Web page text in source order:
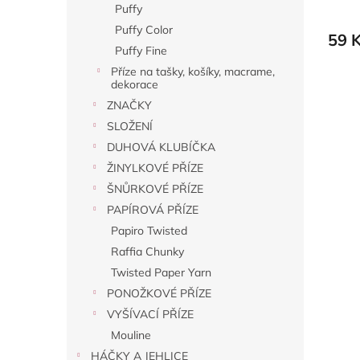
Puffy
Puffy Color
Puffy Fine
Příze na tašky, košíky, macrame,
dekorace
ZNAČKY
SLOŽENÍ
DUHOVÁ KLUBÍČKA
ŽINYLKOVÉ PŘÍZE
ŠNŮRKOVÉ PŘÍZE
PAPÍROVÁ PŘÍZE
Papiro Twisted
Raffia Chunky
Twisted Paper Yarn
PONOŽKOVÉ PŘÍZE
VYŠÍVACÍ PŘÍZE
Mouline
HÁČKY A JEHLICE
59